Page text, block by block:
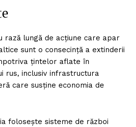
rază lungă de acțiune care apar
sunt o consecință a extinderii
țintelor aflate în
rus, inclusiv infrastructura
care susține economia de
folosește sisteme de război